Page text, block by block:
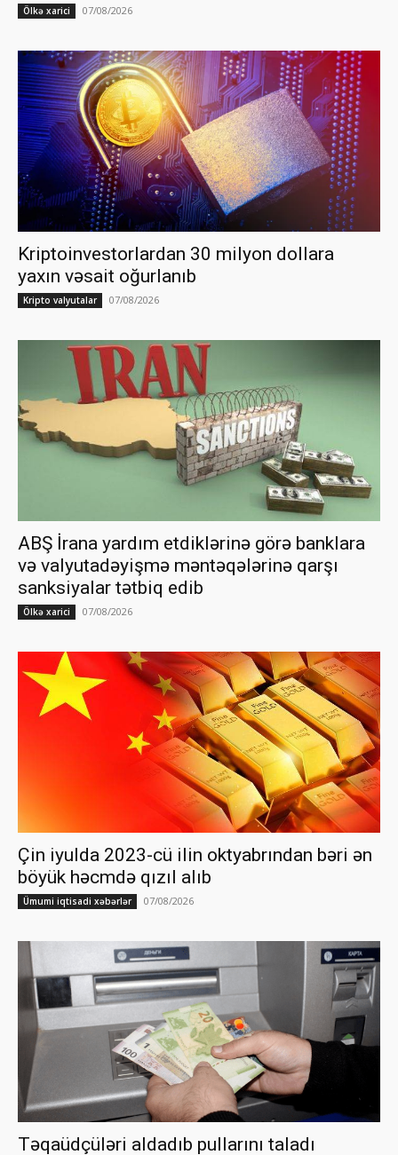
Ölkə xarici 07/08/2026
Kriptoinvestorlardan 30 milyon dollara
yaxın vəsait oğurlanıb
Kripto valyutalar 07/08/2026
ABŞ İrana yardım etdiklərinə görə banklara
və valyutadəyişmə məntəqələrinə qarşı
sanksiyalar tətbiq edib
Ölkə xarici 07/08/2026
Çin iyulda 2023-cü ilin oktyabrından bəri ən
böyük həcmdə qızıl alıb
Ümumi iqtisadi xəbərlər 07/08/2026
Təqaüdçüləri aldadıb pullarını taladı